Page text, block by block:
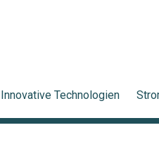
Innovative Technologien